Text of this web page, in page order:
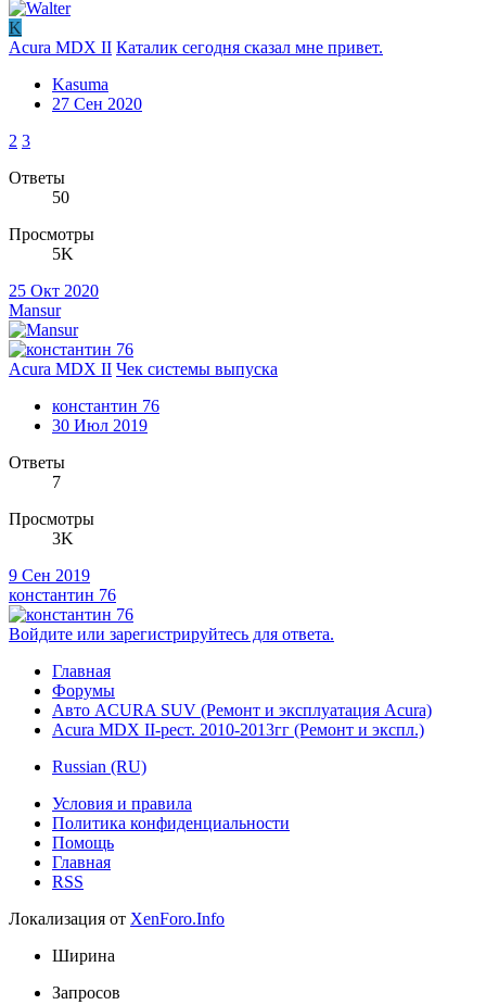
K
Acura MDX II Каталик сегодня сказал мне привет.
Kasuma
27 Сен 2020
2 3
Ответы
50
Просмотры
5K
25 Окт 2020
Mansur
Acura MDX II Чек системы выпуска
константин 76
30 Июл 2019
Ответы
7
Просмотры
3K
9 Сен 2019
константин 76
Войдите или зарегистрируйтесь для ответа.
Главная
Форумы
Авто ACURA SUV (Ремонт и эксплуатация Acura)
Acura MDX II-рест. 2010-2013гг (Ремонт и экспл.)
Russian (RU)
Условия и правила
Политика конфиденциальности
Помощь
Главная
RSS
Локализация от XenForo.Info
Ширина
Запросов